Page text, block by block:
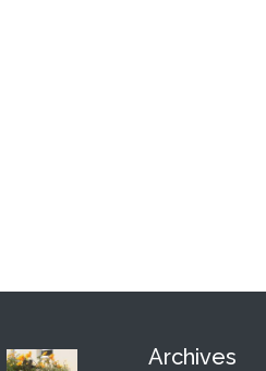
Archives